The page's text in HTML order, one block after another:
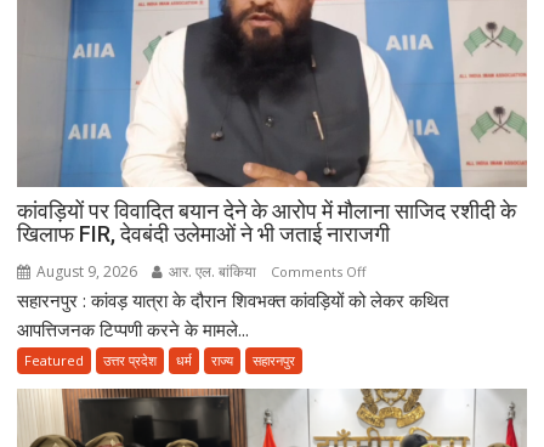
कांवड़ियों पर विवादित बयान देने के आरोप में मौलाना साजिद रशीदी के
खिलाफ FIR, देवबंदी उलेमाओं ने भी जताई नाराजगी
August 9, 2026 आर. एल. बांकिया Comments Offon
कांवड़ियों
देने
के
सहारनपुर : कांवड़ यात्रा के दौरान शिवभक्त कांवड़ियों को लेकर कथित
आपत्तिजनक टिप्पणी करने के मामले...
Featured उत्तर प्रदेश धर्म राज्य सहारनपुर